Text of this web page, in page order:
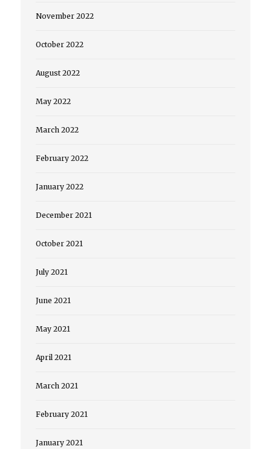
November 2022
October 2022
August 2022
May 2022
March 2022
February 2022
January 2022
December 2021
October 2021
July 2021
June 2021
May 2021
April 2021
March 2021
February 2021
January 2021